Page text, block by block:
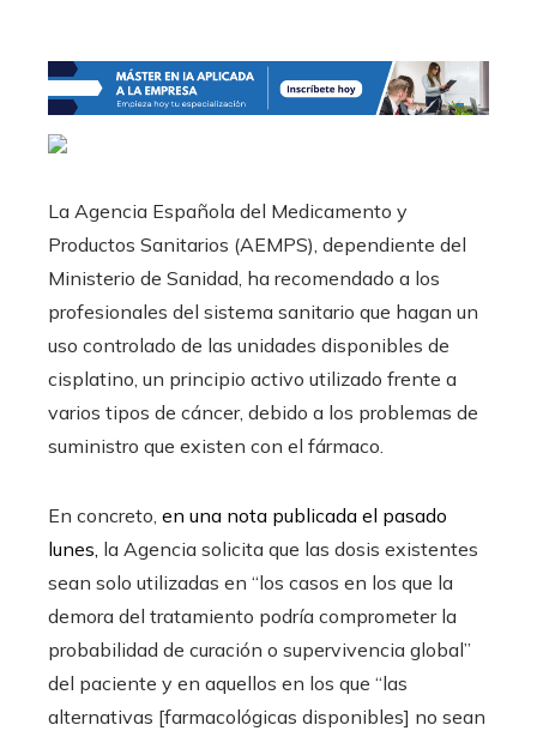
La Agencia Española del Medicamento y
Productos Sanitarios (AEMPS), dependiente del
Ministerio de Sanidad, ha recomendado a los
profesionales del sistema sanitario que hagan un
uso controlado de las unidades disponibles de
cisplatino, un principio activo utilizado frente a
varios tipos de cáncer, debido a los problemas de
suministro que existen con el fármaco.
En concreto, en una nota publicada el pasado
lunes, la Agencia solicita que las dosis existentes
sean solo utilizadas en “los casos en los que la
demora del tratamiento podría comprometer la
probabilidad de curación o supervivencia global”
del paciente y en aquellos en los que “las
alternativas [farmacológicas disponibles] no sean